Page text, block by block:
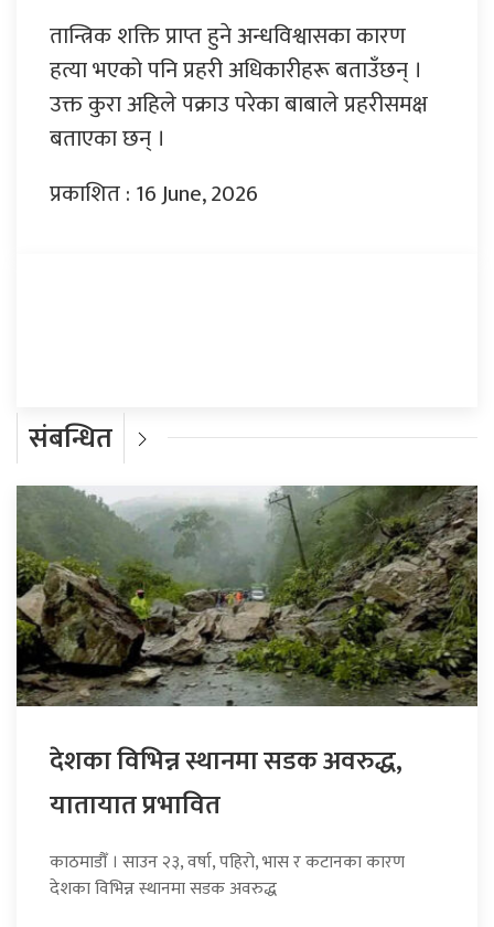
तान्त्रिक शक्ति प्राप्त हुने अन्धविश्वासका कारण
हत्या भएको पनि प्रहरी अधिकारीहरू बताउँछन् ।
उक्त कुरा अहिले पक्राउ परेका बाबाले प्रहरीसमक्ष
बताएका छन् ।
प्रकाशित : 16 June, 2026
संबन्धित
देशका विभिन्न स्थानमा सडक अवरुद्ध,
यातायात प्रभावित
काठमाडौँ । साउन २३, वर्षा, पहिरो, भास र कटानका कारण
देशका विभिन्न स्थानमा सडक अवरुद्ध